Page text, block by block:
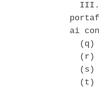
ai
(q)
(r)
(s)
(t)